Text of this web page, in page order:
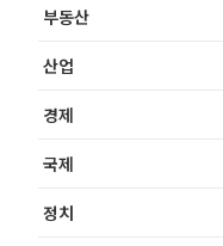
부동산
산업
경제
국제
정치